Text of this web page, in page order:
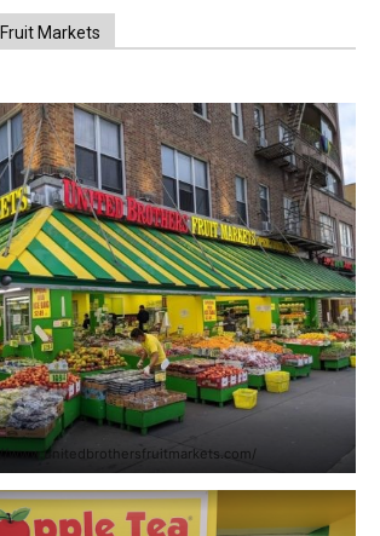
Markets
www.unitedbrothersfruitmarkets.com/